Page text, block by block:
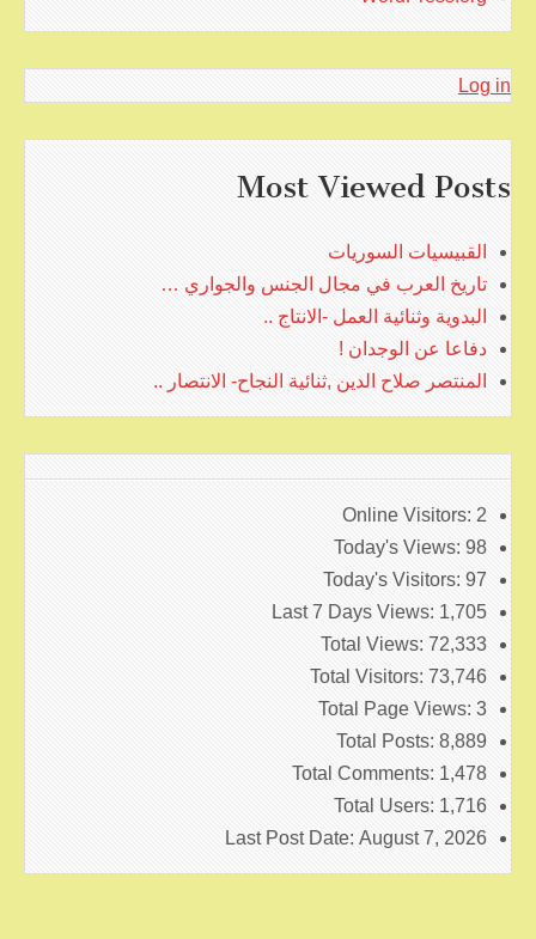
Log in
Most Viewed Posts
القبيسيات السوريات
تاريخ العرب في مجال الجنس والجواري …
البدوية وثنائية العمل -الانتاج ..
دفاعا عن الوجدان !
المنتصر صلاح الدين ,ثنائية النجاح- الانتصار ..
Online Visitors: 2
Today's Views: 98
Today's Visitors: 97
Last 7 Days Views: 1,705
Total Views: 72,333
Total Visitors: 73,746
Total Page Views: 3
Total Posts: 8,889
Total Comments: 1,478
Total Users: 1,716
Last Post Date: August 7, 2026